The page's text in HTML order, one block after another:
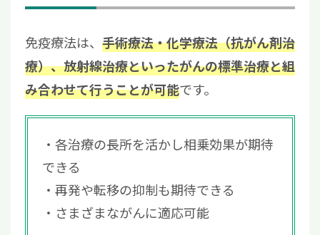
免疫療法は、 手術療法・化学療法（抗がん剤治
療）、放射線治療といったがんの標準治療と組
み合わせて行うことが可能です。
各治療の長所を活かし相乗効果が期待
できる
再発や転移の抑制も期待できる
さまざまながんに適応可能